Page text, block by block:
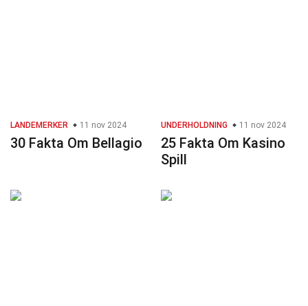
LANDEMERKER 11 nov 2024
30 Fakta Om Bellagio
UNDERHOLDNING 11 nov 2024
25 Fakta Om Kasino
Spill